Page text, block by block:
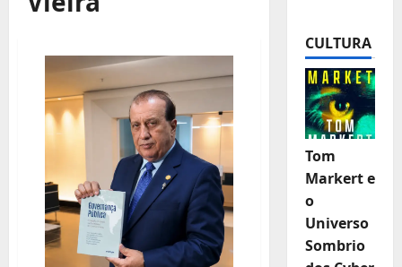
CULTURA
Tom
Markert e
o
Universo
Sombrio